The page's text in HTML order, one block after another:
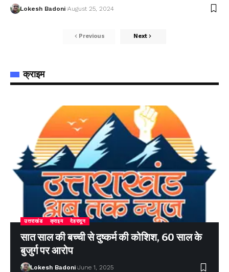
Lokesh Badoni August 25, 2024
Previous Next
क्राइम
उत्तराखंड क्राइम देहरादून
सात साल की बच्ची से दुष्कर्म की कोशिश, 60 साल के
बुजुर्ग पर आरोप
Lokesh Badoni June 1, 2025